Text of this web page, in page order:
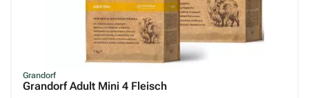
Grandorf
Grandorf Adult Mini 4 Fleisch